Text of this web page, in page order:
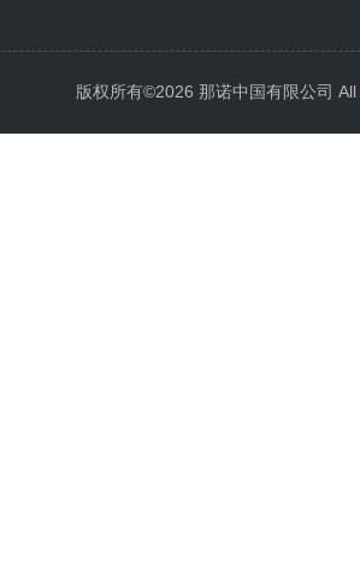
版权所有©2026 那诺中国有限公司